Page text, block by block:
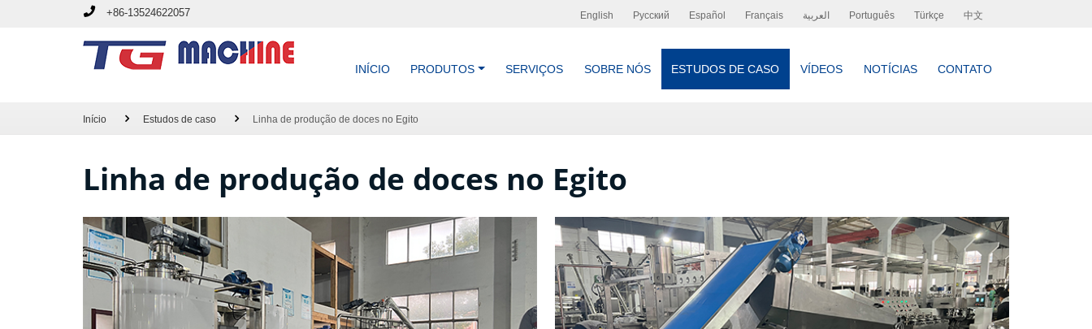
+86-13524622057 English Русский Español Français العربية Português Türkçe 中文
INÍCIO PRODUTOS SERVIÇOS SOBRE NÓS ESTUDOS DE CASO VÍDEOS NOTÍCIAS CONTATO
Início Estudos de caso Linha de produção de doces no Egito
Linha de produção de doces no Egito